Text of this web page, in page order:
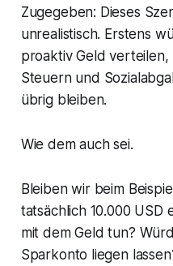
Zugegeben: Dieses
unrealistisch. Erstens
proaktiv Geld
Steuern und
übrig bleiben.
Wie dem auch sei.
Bleiben wir beim
tatsächlich 10.000 USD
mit dem Geld tun?
Sparkonto liegen